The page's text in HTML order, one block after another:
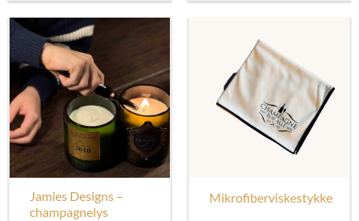
Jamies Designs –
champagnelys
Mikrofiberviskestykke